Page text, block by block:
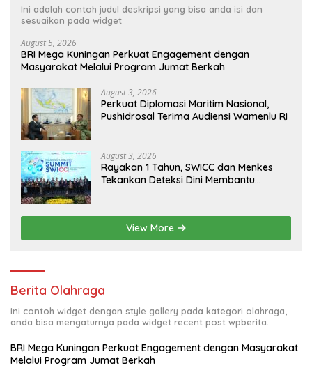
Ini adalah contoh judul deskripsi yang bisa anda isi dan
sesuaikan pada widget
August 5, 2026
BRI Mega Kuningan Perkuat Engagement dengan
Masyarakat Melalui Program Jumat Berkah
August 3, 2026
Perkuat Diplomasi Maritim Nasional,
Pushidrosal Terima Audiensi Wamenlu RI
August 3, 2026
Rayakan 1 Tahun, SWICC dan Menkes
Tekankan Deteksi Dini Membantu
View More
Berita Olahraga
Ini contoh widget dengan style gallery pada kategori olahraga,
anda bisa mengaturnya pada widget recent post wpberita.
BRI Mega Kuningan Perkuat Engagement dengan Masyarakat
Melalui Program Jumat Berkah